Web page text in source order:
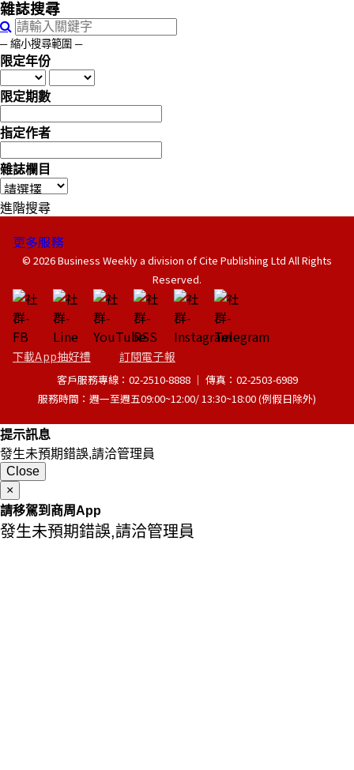
雜誌搜尋
─ 縮小搜尋範圍 ─
限定年份
限定期數
指定作者
雜誌欄目
進階搜尋
更多服務
© 2026 Business Weekly a division of Cite Publishing Ltd All Rights
Reserved.
下載App抽好禮 訂閱電子報
客戶服務專線：02-2510-8888 │ 傳真：02-2503-6989
服務時間：週一至週五09:00~12:00/ 13:30~18:00 (例假日除外)
提示訊息
發生未預期錯誤,請洽管理員
Close
×
請移駕到商周App
發生未預期錯誤,請洽管理員